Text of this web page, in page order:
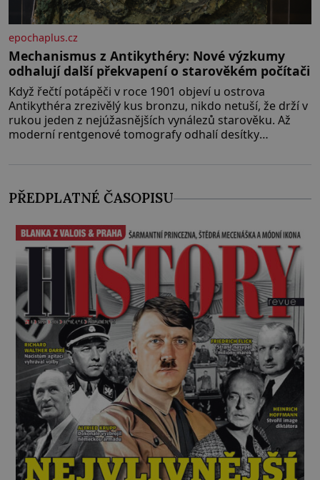
epochaplus.cz
Mechanismus z Antikythéry: Nové výzkumy
odhalují další překvapení o starověkém počítači
Když řečtí potápěči v roce 1901 objeví u ostrova
Antikythéra zrezivělý kus bronzu, nikdo netuší, že drží v
rukou jeden z nejúžasnějších vynálezů starověku. Až
moderní rentgenové tomografy odhalí desítky
letech výzkumu
PŘEDPLATNÉ ČASOPISU